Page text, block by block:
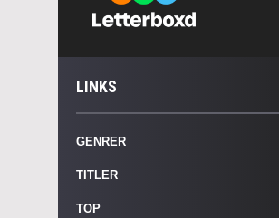
LINKS
GENRER
TITLER
TOP